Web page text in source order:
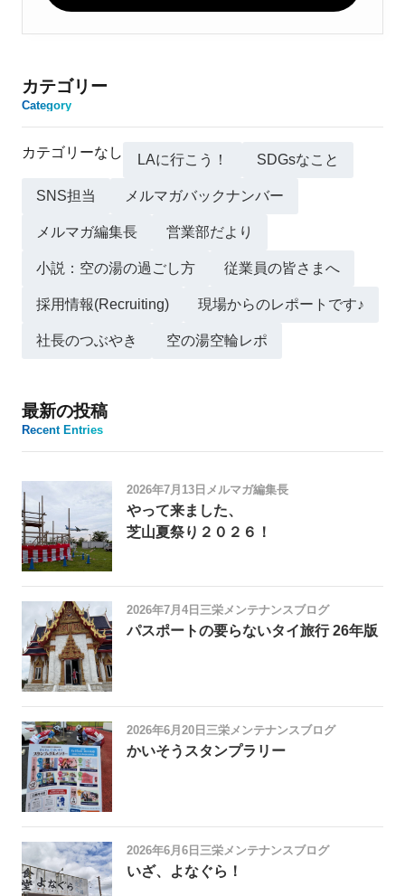
カテゴリー
Category
カテゴリーなし LAに行こう！ SDGsなこと
SNS担当 メルマガバックナンバー
メルマガ編集長 営業部だより
小説：空の湯の過ごし方 従業員の皆さまへ
採用情報(Recruiting) 現場からのレポートです♪
社長のつぶやき 空の湯空輪レポ
最新の投稿
Recent Entries
2026年7月13日 メルマガ編集長
やって来ました、
芝山夏祭り２０２６！
2026年7月4日 三栄メンテナンスブログ
パスポートの要らないタイ旅行 26年版
2026年6月20日 三栄メンテナンスブログ
かいそうスタンプラリー
2026年6月6日 三栄メンテナンスブログ
いざ、よなぐら！